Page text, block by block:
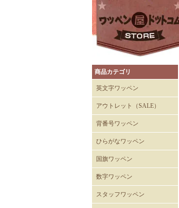
商品カテゴリ
英文字ワッペン
アウトレット（SALE）
Tシャツ
キャップ
背番号ワッペン
ひらがなワッペン
国旗ワッペン
数字ワッペン
スタッフワッペン